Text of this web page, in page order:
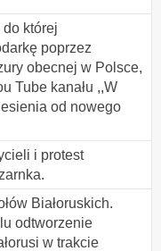
której
poprzez
obecnej w Polsce,
Tube kanału ,,W
od nowego
i protest
Białoruskich.
odtworzenie
w trakcie